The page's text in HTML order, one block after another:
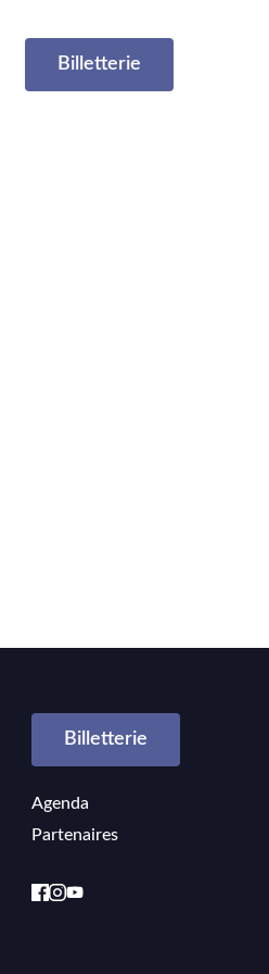
Billetterie
Billetterie
Agenda
Partenaires